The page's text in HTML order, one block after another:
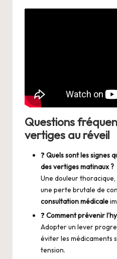
Questions
vertiges au réveil
❓Quels sont les signes
des vertiges matinaux ?
Une douleur
une perte brutale de
consultation médicale
❓Comment prévenir
Adopter un lever
éviter les médicaments
tension.